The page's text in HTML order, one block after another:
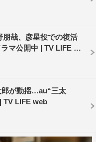
言ってみちゃってもい
同様に、前向きな気持
白くなっているのでぜ
いを述べた。さらに
で歌うことが難しかっ
いと、やってみようと
側なんですがどっちも
コーディングさせてく
ングを終えた感想をコ
朋哉、彦星役での復活
マ公開中 | TV LIFE w
郎が動揺…au“三太
TV LIFE web